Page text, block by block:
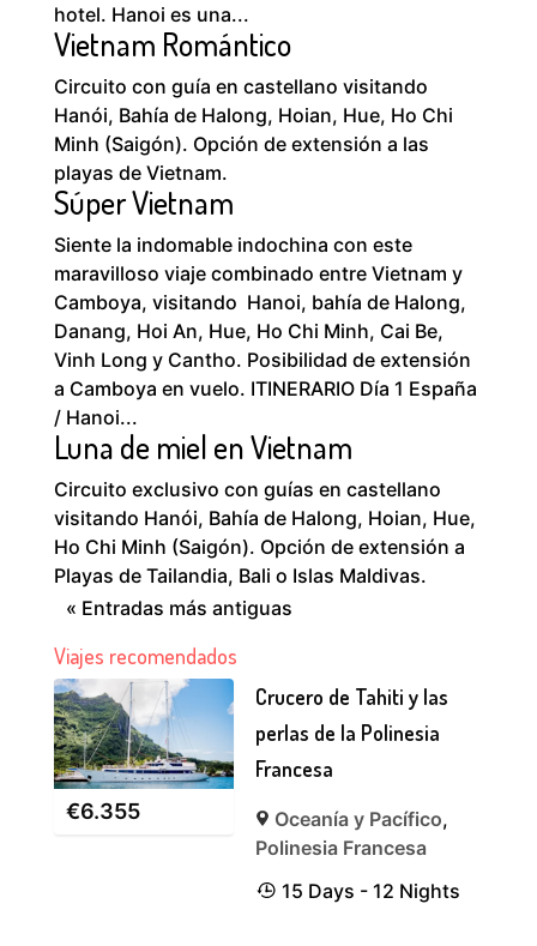
hotel. Hanoi es una...
Vietnam Romántico
Circuito con guía en castellano visitando
Hanói, Bahía de Halong, Hoian, Hue, Ho Chi
Minh (Saigón). Opción de extensión a las
playas de Vietnam.
Súper Vietnam
Siente la indomable indochina con este
maravilloso viaje combinado entre Vietnam y
Camboya, visitando Hanoi, bahía de Halong,
Danang, Hoi An, Hue, Ho Chi Minh, Cai Be,
Vinh Long y Cantho. Posibilidad de extensión
a Camboya en vuelo. ITINERARIO Día 1 España
/ Hanoi...
Luna de miel en Vietnam
Circuito exclusivo con guías en castellano
visitando Hanói, Bahía de Halong, Hoian, Hue,
Ho Chi Minh (Saigón). Opción de extensión a
Playas de Tailandia, Bali o Islas Maldivas.
« Entradas más antiguas
Viajes recomendados
€6.355
Crucero de Tahiti y las
perlas de la Polinesia
Francesa
Oceanía y Pacífico,
Polinesia Francesa
15 Days - 12 Nights